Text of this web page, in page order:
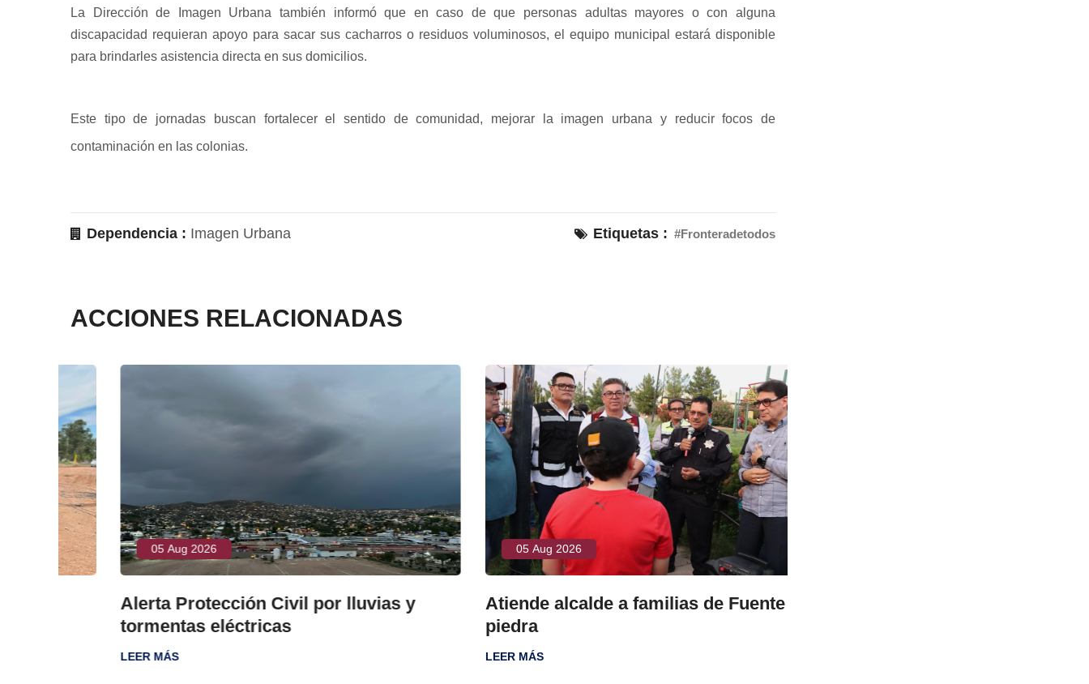
La Dirección de Imagen Urbana también informó que en caso de que personas adultas mayores o con alguna
discapacidad requieran apoyo para sacar sus cacharros o residuos voluminosos, el equipo municipal estará disponible
para brindarles asistencia directa en sus domicilios.
Este tipo de jornadas buscan fortalecer el sentido de comunidad, mejorar la imagen urbana y reducir focos de
contaminación en las colonias.
Dependencia : Imagen Urbana Etiquetas : #Fronteradetodos
ACCIONES RELACIONADAS
05 Aug 2026
Alerta Protección Civil por lluvias y
tormentas eléctricas
LEER MÁS
05 Aug 2026
Atiende alcalde a familias de Fuente de
piedra
LEER MÁS